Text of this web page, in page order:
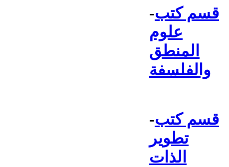
-قسم كتب
علوم
المنطق
والفلسفة
-قسم كتب
تطوير
الذات